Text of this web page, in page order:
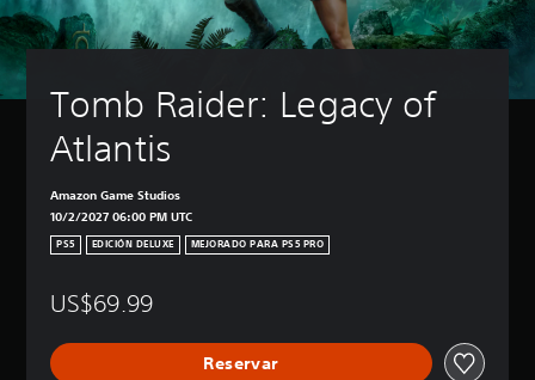
Tomb Raider: Legacy of
Atlantis
Amazon Game Studios
10/2/2027 06:00 PM UTC
PS5 EDICIÓN DELUXE MEJORADO PARA PS5 PRO
US$69.99
Reservar